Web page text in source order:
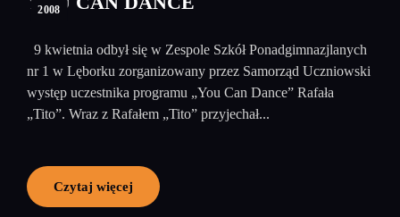
2008
9 kwietnia odbył się w Zespole Szkół Ponadgimnazjlanych
nr 1 w Lęborku zorganizowany przez Samorząd Uczniowski
występ uczestnika programu „You Can Dance” Rafała
„Tito”. Wraz z Rafałem „Tito” przyjechał...
Czytaj więcej